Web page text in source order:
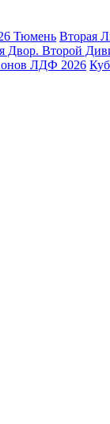
Тюмень Вторая
Двор. Второй
ЛДФ 2026